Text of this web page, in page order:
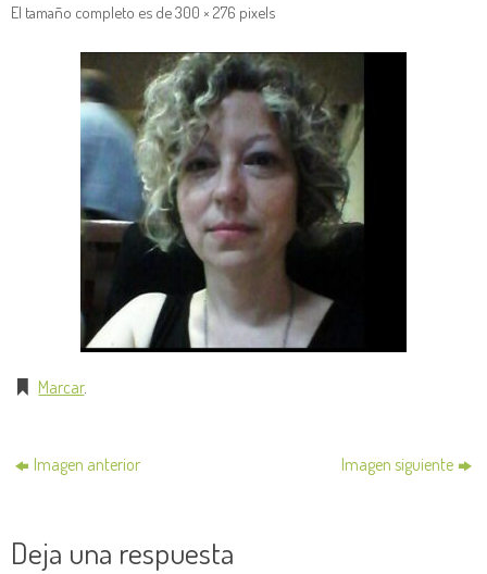
El tamaño completo es de300 × 276 pixels
Marcar.
Imagen anterior Imagen siguiente
Deja una respuesta